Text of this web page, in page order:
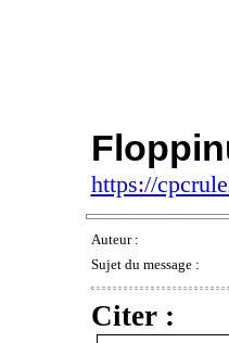
https://
Auteur :
Sujet du message :
Citer :